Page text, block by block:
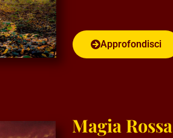
Approfondisci
Magia Rossa